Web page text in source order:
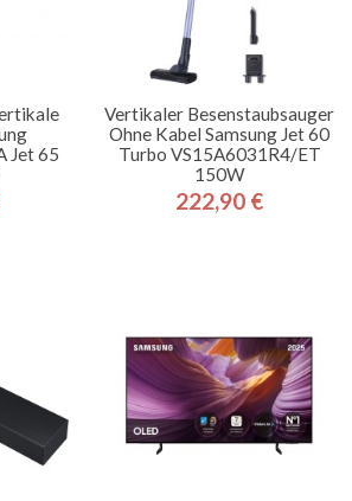
Jet 65
Vertikaler Besenstaubsauger
Ohne Kabel Samsung Jet 60
Turbo VS15A6031R4/ET
150W
Preis
222,90 €